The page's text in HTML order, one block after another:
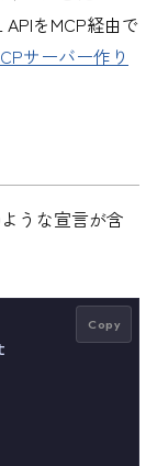
をMCP経由で
サーバー作り
うな宣言が含
Copy